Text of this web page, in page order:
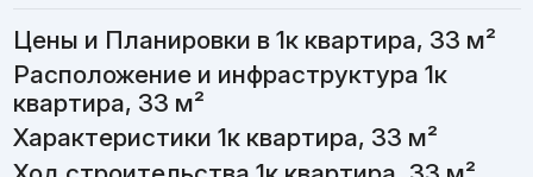
Цены и Планировки в 1к квартира, 33 м²
Расположение и инфраструктура 1к
квартира, 33 м²
Характеристики 1к квартира, 33 м²